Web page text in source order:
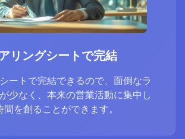
リングシートで完結
ートで完結できるので、面倒なラ
少なく、本来の営業活動に集中し
間を創ることができます。